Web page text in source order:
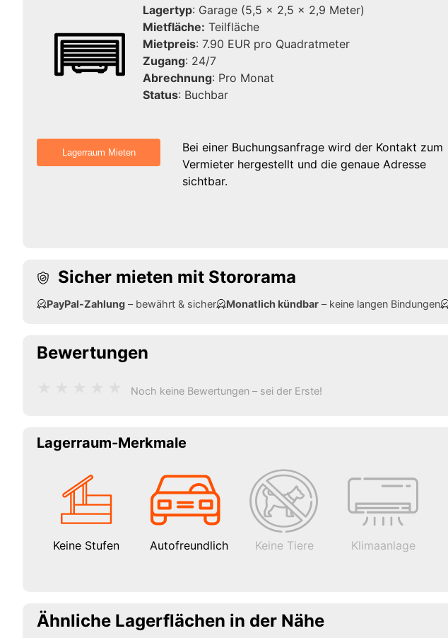
Lagertyp: Garage (5,5 x 2,5 x 2,9 Meter)
Mietfläche: Teilfläche
Mietpreis: 7.90 EUR pro Quadratmeter
Zugang: 24/7
Abrechnung: Pro Monat
Status: Buchbar
Bei einer Buchungsanfrage wird der Kontakt zum
Vermieter hergestellt und die genaue Adresse
sichtbar.
Sicher mieten mit Stororama
PayPal-Zahlung – bewährt & sicher Monatlich kündbar – keine langen Bindungen
Bewertungen
Noch keine Bewertungen – sei der Erste!
Lagerraum-Merkmale
Keine Stufen Autofreundlich Keine Tiere Klimaanlage
Ähnliche Lagerflächen in der Nähe